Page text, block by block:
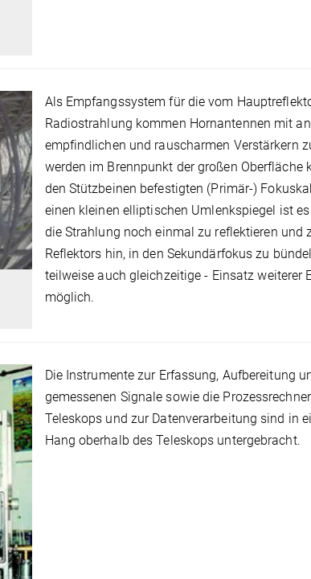
Als Empfangssystem für die vom
Radiostrahlung kommen Hornantennen mit
empfindlichen und rauscharmen Verstärkern
werden im Brennpunkt der großen Oberfläche
den Stützbeinen befestigten (Primär-)
einen kleinen elliptischen Umlenkspiegel ist
die Strahlung noch einmal zu reflektieren und
Reflektors hin, in den Sekundärfokus zu
teilweise auch gleichzeitige - Einsatz weiterer
möglich.
Die Instrumente zur Erfassung, Aufbereitung
gemessenen Signale sowie die
Teleskops und zur Datenverarbeitung sind in
Hang oberhalb des Teleskops untergebracht.